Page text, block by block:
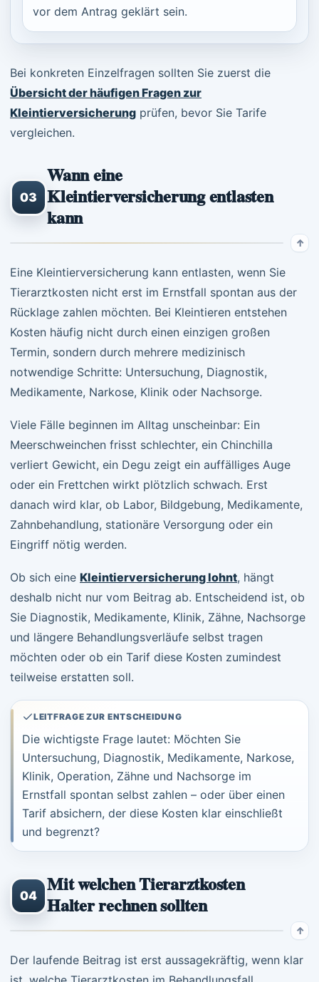
vor dem Antrag geklärt sein.
Bei konkreten Einzelfragen sollten Sie zuerst die
Übersicht der häufigen Fragen zur
Kleintierversicherung prüfen, bevor Sie Tarife
vergleichen.
03
Wann eine
Kleintierversicherung entlasten
kann
Eine Kleintierversicherung kann entlasten, wenn Sie
Tierarztkosten nicht erst im Ernstfall spontan aus der
Rücklage zahlen möchten. Bei Kleintieren entstehen
Kosten häufig nicht durch einen einzigen großen
Termin, sondern durch mehrere medizinisch
notwendige Schritte: Untersuchung, Diagnostik,
Medikamente, Narkose, Klinik oder Nachsorge.
Viele Fälle beginnen im Alltag unscheinbar: Ein
Meerschweinchen frisst schlechter, ein Chinchilla
verliert Gewicht, ein Degu zeigt ein auffälliges Auge
oder ein Frettchen wirkt plötzlich schwach. Erst
danach wird klar, ob Labor, Bildgebung, Medikamente,
Zahnbehandlung, stationäre Versorgung oder ein
Eingriff nötig werden.
Ob sich eine Kleintierversicherung lohnt, hängt
deshalb nicht nur vom Beitrag ab. Entscheidend ist, ob
Sie Diagnostik, Medikamente, Klinik, Zähne, Nachsorge
und längere Behandlungsverläufe selbst tragen
möchten oder ob ein Tarif diese Kosten zumindest
teilweise erstatten soll.
LEITFRAGE ZUR ENTSCHEIDUNG
Die wichtigste Frage lautet: Möchten Sie
Untersuchung, Diagnostik, Medikamente, Narkose,
Klinik, Operation, Zähne und Nachsorge im
Ernstfall spontan selbst zahlen – oder über einen
Tarif absichern, der diese Kosten klar einschließt
und begrenzt?
04
Mit welchen Tierarztkosten
Halter rechnen sollten
Der laufende Beitrag ist erst aussagekräftig, wenn klar